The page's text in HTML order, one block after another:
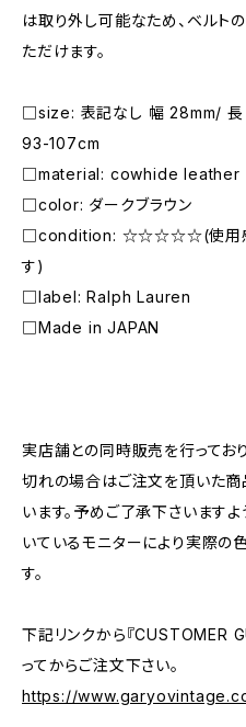
は取り外し可能なため、ベルト
ただけます。
□size: 表記なし 幅 28mm/ 長
93-107cm
□material: cowhide leather
□color: ダークブラウン
□condition: ☆☆☆☆☆(使用感の
す)
□label: Ralph Lauren
□Made in JAPAN
実店舗との同時販売を行ってお
切れの場合はご注文を頂いた
います。予めご了承下さいますよ
いているモニターにより実際の
す。
下記リンクから『CUSTOMER
ってからご注文下さい。
https://